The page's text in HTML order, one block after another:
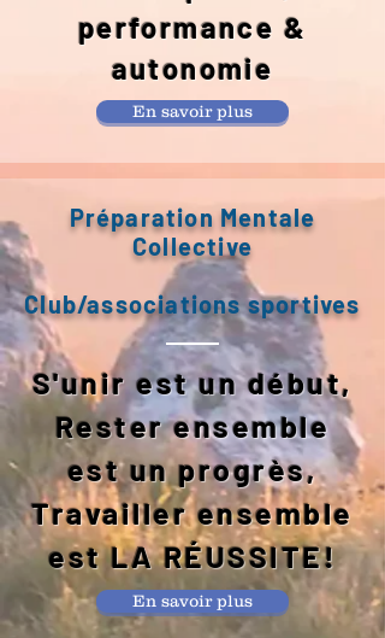
performance &
autonomie
En savoir plus
Préparation Mentale
Collective
Club/associations sportives
S'unir est un début,
Rester ensemble
est un progrès,
Travailler ensemble
est LA RÉUSSITE!
En savoir plus